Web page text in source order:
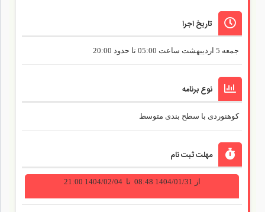
تاریخ اجرا
جمعه 5 اردیبهشت ساعت 05:00 تا حدود 20:00
نوع برنامه
کوهنوردی با سطح بندی متوسط
مهلت ثبت نام
از 1404/01/31 08:48 تا 1404/02/04 21:00